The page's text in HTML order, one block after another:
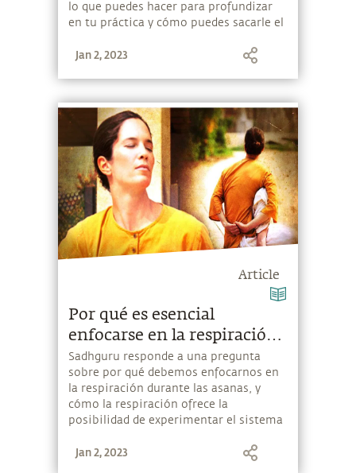
lo que puedes hacer para profundizar
en tu práctica y cómo puedes sacarle el
Jan 2, 2023
Article
Por qué es esencial
enfocarse en la respiración
durante las asanas
Sadhguru responde a una pregunta
sobre por qué debemos enfocarnos en
la respiración durante las asanas, y
cómo la respiración ofrece la
posibilidad de experimentar el sistema
Jan 2, 2023